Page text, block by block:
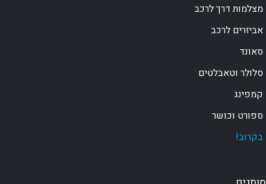
מצלמות דרך לרכב
אביזרים לרכב
סאונד
סלולר וטאבלטים
קמפינג
ספורט וכושר
בקרוב!